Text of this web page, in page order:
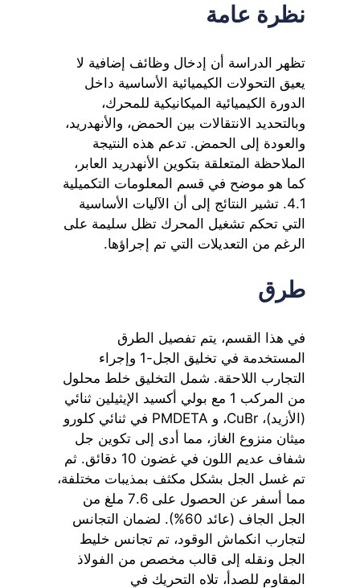
نظرة عامة
تظهر الدراسة أن إدخال وظائف إضافية لا
يعيق التحولات الكيميائية الأساسية داخل
الدورة الكيميائية الميكانيكية للمحرك،
وبالتحديد الانتقالات بين الحمض، والأنهدريد،
والعودة إلى الحمض. تدعم هذه النتيجة
الملاحظة المتعلقة بتكوين الأنهدريد العابر،
كما هو موضح في قسم المعلومات التكميلية
4.1. تشير النتائج إلى أن الآليات الأساسية
التي تحكم تشغيل المحرك تظل سليمة على
الرغم من التعديلات التي تم إجراؤها.
طرق
في هذا القسم، يتم تفصيل الطرق
المستخدمة في تخليق الجل-1 وإجراء
التجارب اللاحقة. شمل التخليق خلط محلول
من المركب 1 مع بولي أكسيد الإيثيلين ثنائي
(الأزيد)، CuBr، و PMDETA في ثنائي كلورو
ميثان منزوع الغاز، مما أدى إلى تكوين جل
شفاف عديم اللون في غضون 10 دقائق. ثم
تم غسل الجل بشكل مكثف بمذيبات مختلفة،
مما أسفر عن الحصول على 7.6 ملغ من
الجل الجاف (عائد 60%). لضمان التجانس
لتجارب انكماش الوقود، تم تجانس خليط
الجل ونقله إلى قالب مخصص من الفولاذ
المقاوم للصدأ، تلاه التحريك في